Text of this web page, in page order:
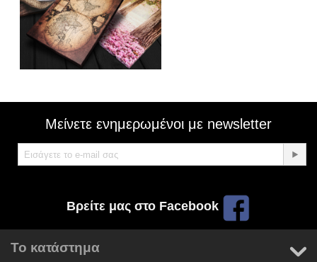
Μείνετε ενημερωμένοι με newsletter
Βρείτε μας στο Facebook
Το κατάστημα